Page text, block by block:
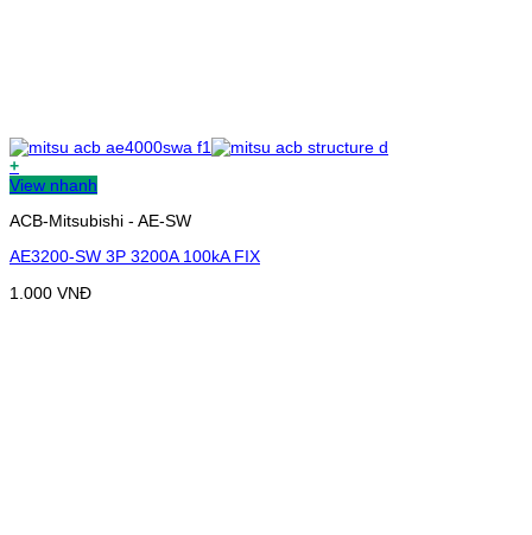
+
View nhanh
ACB-Mitsubishi - AE-SW
AE3200-SW 3P 3200A 100kA FIX
1.000 VNĐ